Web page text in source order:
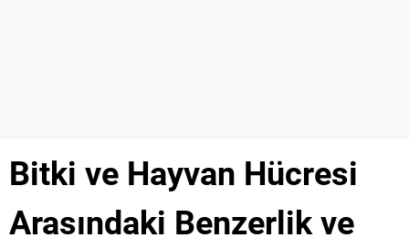
Bitki ve Hayvan Hücresi
Arasındaki Benzerlik ve